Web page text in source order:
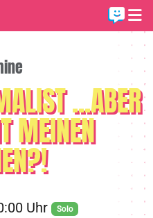
...ABER
MEINEN
Uhr Solo